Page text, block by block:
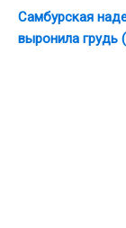
Самбурская
выронила грудь